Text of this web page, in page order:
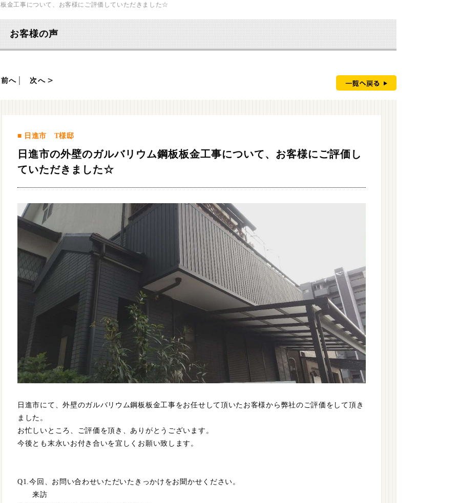
金工事について、お客様にご評価していただきました☆
お客様の声
前へ 次へ
日進市 T様邸
日進市の外壁のガルバリウム鋼板板金工事について、お客様にご評価し
ていただきました☆
日進市にて、外壁のガルバリウム鋼板板金工事をお任せして頂いたお客様から弊社のご評価をして頂き
ました。
お忙しいところ、ご評価を頂き、ありがとうございます。
今後とも末永いお付き合いを宜しくお願い致します。
Q1.今回、お問い合わせいただいたきっかけをお聞かせください。
来訪